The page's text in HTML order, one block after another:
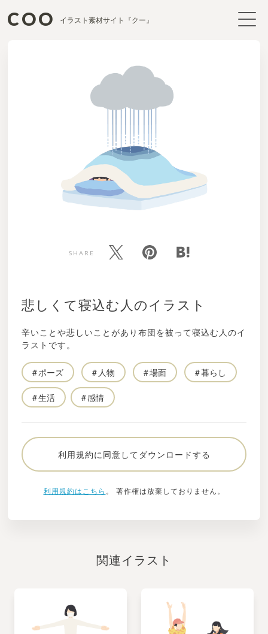
COO イラスト素材サイト『クー』
SHARE
悲しくて寝込む人のイラスト
辛いことや悲しいことがあり布団を被って寝込む人のイ
ラストです。
ポーズ 人物 場面 暮らし
生活 感情
利用規約に同意してダウンロードする
利用規約はこちら 。 著作権は放棄しておりません。
関連イラスト